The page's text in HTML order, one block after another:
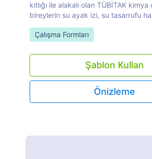
kıtlığı ile alakalı olan TÜBİTAK kimya
bireylerin su ayak izi, su tasarrufu
başlıklarının bireylerin günlük
Anketimizde, anketi dolduran
esas aldık. Anket sonucu elde
hem araştırmamızda hem de
ve kanıt olarak kullanacağız. Zaman
doldurursanız seviniriz.
Go to Category:
Çalışma Formları
Şablon Kullan
Önizleme